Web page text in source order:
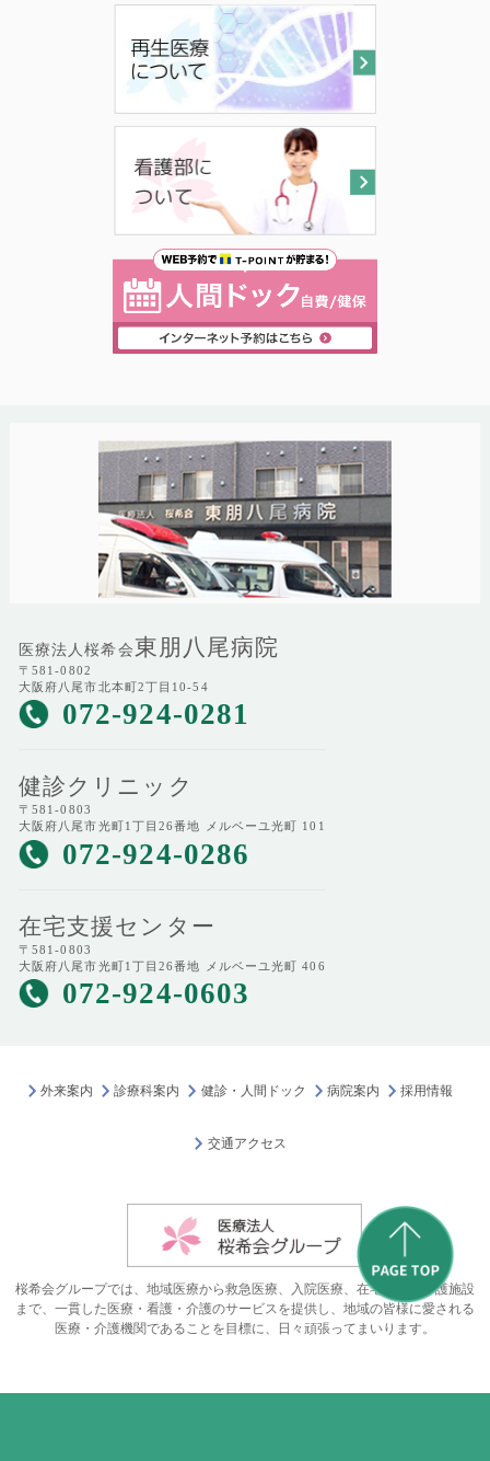
医療法人桜希会東朋八尾病院
〒581-0802
大阪府八尾市北本町2丁目10-54
072-924-0281
健診クリニック
〒581-0803
大阪府八尾市光町1丁目26番地 メルベーユ光町 101
072-924-0286
在宅支援センター
〒581-0803
大阪府八尾市光町1丁目26番地 メルベーユ光町 406
072-924-0603
外来案内 診療科案内 健診・人間ドック 病院案内 採用情報
交通アクセス
桜希会グループでは、地域医療から救急医療、入院医療、在宅医療、介護施設
まで、一貫した医療・看護・介護のサービスを提供し、地域の皆様に愛される
医療・介護機関であることを目標に、日々頑張ってまいります。